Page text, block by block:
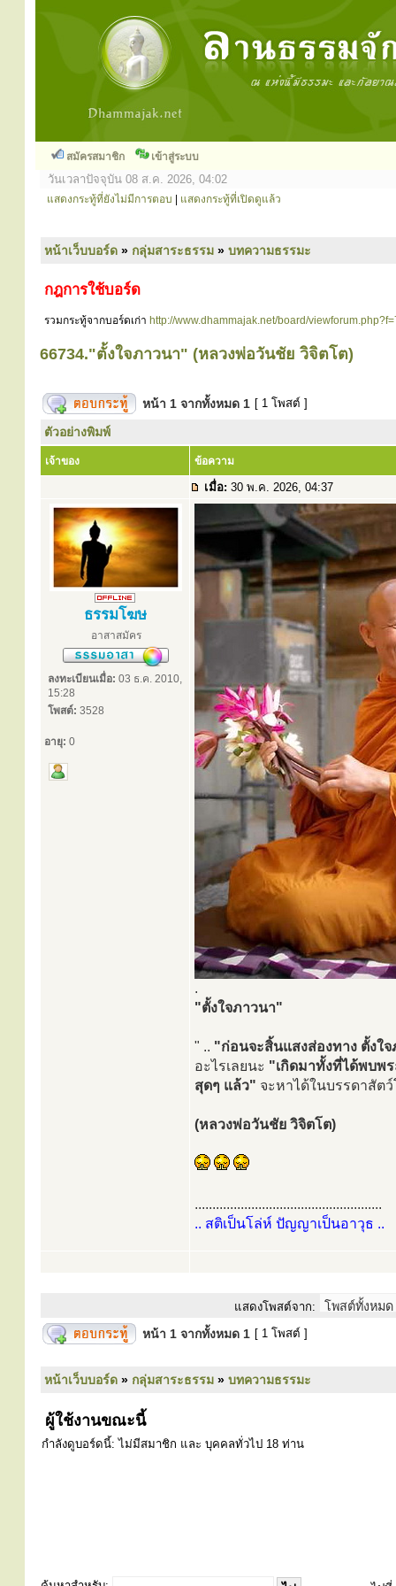
สมัครสมาชิก เข้าสู่ระบบ
วันเวลาปัจจุบัน 08 ส.ค. 2026, 04:02
แสดงกระทู้ที่ยังไม่มีการตอบ แสดงกระทู้ที่เปิดดูแล้ว
หน้าเว็บบอร์ด » กลุ่มสาระธรรม » บทความธรรมะ
กฎการใช้บอร์ด
รวมกระทู้จากบอร์ดเก่า http://www.dhammajak.net/board/
66734."ตั้งใจภาวนา" (หลวงพ่อวันชัย วิจิตโต)
หน้า 1 จากทั้งหมด 1 [ 1 โพสต์ ]
ตัวอย่างพิมพ์
เจ้าของ ข้อความ
เมื่อ: 30 พ.ค. 2026, 04:37
ธรรมโฆษ
อาสาสมัคร
ลงทะเบียนเมื่อ: 03 ธ.ค. 2010,
15:28
โพสต์: 3528
อายุ: 0
.
"ตั้งใจภาวนา"
" .. "ก่อนจะสิ้นแสงส่องทาง ตั้งใ
อะไรเลยนะ "เกิดมาทั้งที่ได้พบพ
สุดๆ แล้ว" จะหาได้ในบรรดาสัตว์
(หลวงพ่อวันชัย วิจิตโต)
.....................................................
.. สติเป็นโล่ห์ ปัญญาเป็นอาวุธ ..
แสดงโพสต์จาก:
หน้า 1 จากทั้งหมด 1 [ 1 โพสต์ ]
หน้าเว็บบอร์ด » กลุ่มสาระธรรม » บทความธรรมะ
ผู้ใช้งานขณะนี้
กำลังดูบอร์ดนี้: ไม่มีสมาชิก และ บุคคลทั่วไป 18 ท่าน